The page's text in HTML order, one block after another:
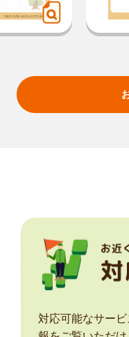
対応可能なサー